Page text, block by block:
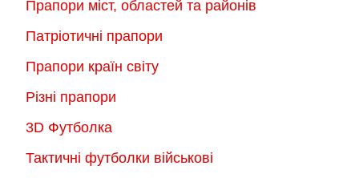
Прапори міст, областей та районів
Патріотичні прапори
Прапори країн світу
Різні прапори
3D Футболка
Тактичні футболки військові